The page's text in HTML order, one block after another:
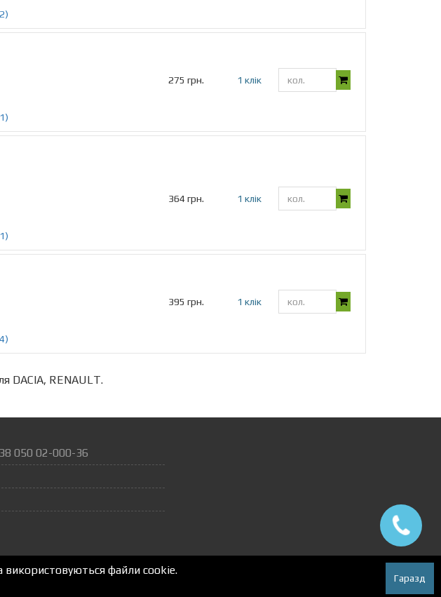
еще (2)
275 грн. 1 клік
еще (1)
364 грн. 1 клік
еще (1)
395 грн. 1 клік
еще (4)
DACIA, RENAULT.
050 02-000-36
Autox.pro
використовуються файли cookie.
Гаразд